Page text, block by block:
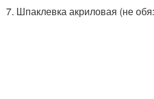
7. Шпаклевка акриловая (не